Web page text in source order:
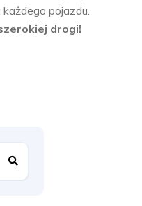
pojazdu.
drogi!